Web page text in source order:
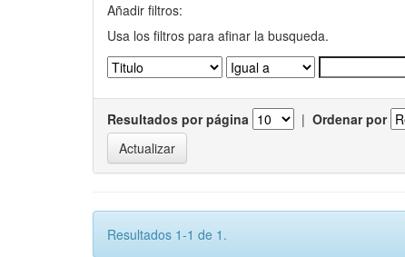
Añadir filtros:
Usa los filtros para afinar la busqueda.
Resultados por página | Ordenar por
Resultados 1-1 de 1.